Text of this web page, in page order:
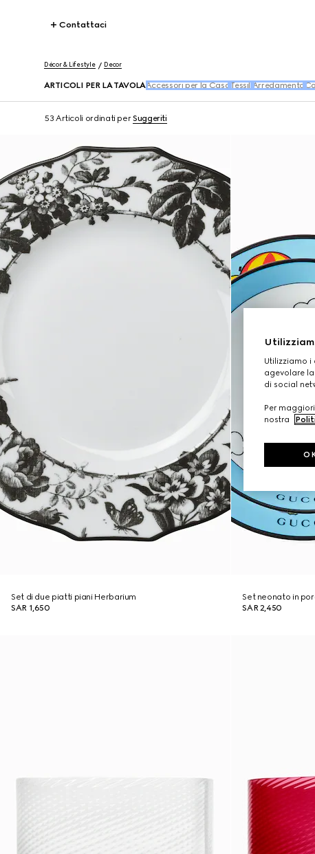
Contattaci
Décor & Lifestyle Decor
ARTICOLI PER LA TAVOLAAccessori per la Casa Tessili Arredamento
53 Articoli ordinati perSuggeriti
Set di due piatti piani Herbarium
SAR 1,650
Set neonato in
SAR 2,450
Utilizziamo i
agevolare
di social
Per
nostra